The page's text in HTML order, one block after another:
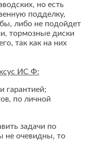
но есть
подделку,
либо не подойдет
тормозные диски
так как на них
ИС Ф:
гарантией;
по личной
задачи по
не очевидны, то